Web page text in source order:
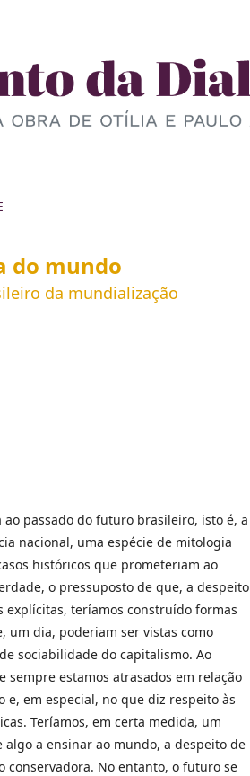
do mundo
da mundialização
ao passado do futuro brasileiro, isto é, a
nacional, uma espécie de mitologia
históricos que prometeriam ao
o pressuposto de que, a despeito
explícitas, teríamos construído formas
um dia, poderiam ser vistas como
sociabilidade do capitalismo. Ao
sempre estamos atrasados em relação
e, em especial, no que diz respeito às
Teríamos, em certa medida, um
a ensinar ao mundo, a despeito de
conservadora. No entanto, o futuro se